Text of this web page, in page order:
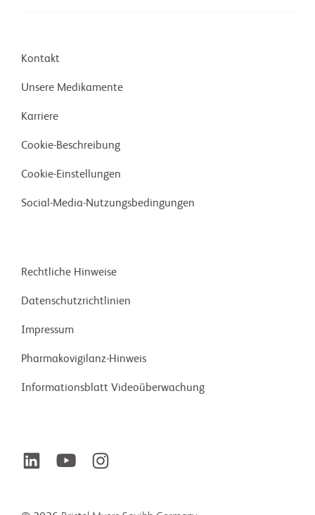
Kontakt
Unsere Medikamente
Karriere
Cookie-Beschreibung
Cookie-Einstellungen
Social-Media-Nutzungsbedingungen
Rechtliche Hinweise
Daten­schutz­richt­linien
Impressum
Pharma­kovigilanz-Hinweis
Informationsblatt Videoüberwachung